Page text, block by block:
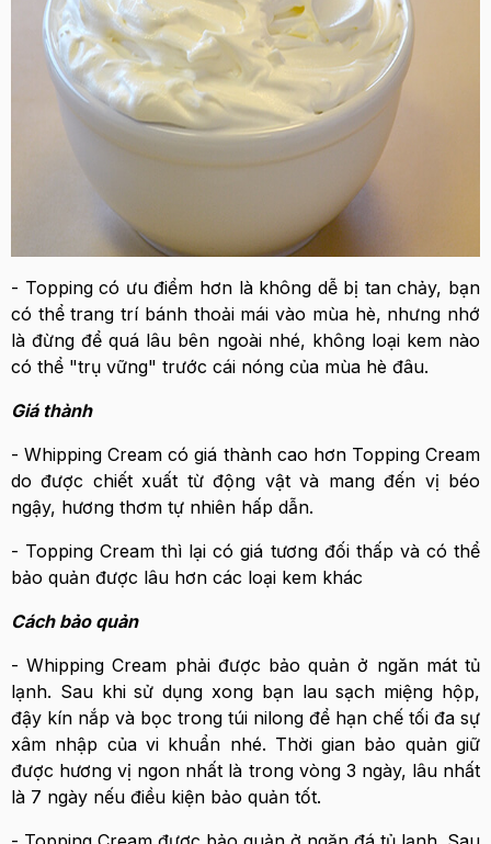
- Topping có ưu điểm hơn là không dễ bị tan chảy, bạn
có thể trang trí bánh thoải mái vào mùa hè, nhưng nhớ
là đừng để quá lâu bên ngoài nhé, không loại kem nào
có thể "trụ vững" trước cái nóng của mùa hè đâu.
Giá thành
- Whipping Cream có giá thành cao hơn Topping Cream
do được chiết xuất từ động vật và mang đến vị béo
ngậy, hương thơm tự nhiên hấp dẫn.
- Topping Cream thì lại có giá tương đối thấp và có thể
bảo quản được lâu hơn các loại kem khác
Cách bảo quản
- Whipping Cream phải được bảo quản ở ngăn mát tủ
lạnh. Sau khi sử dụng xong bạn lau sạch miệng hộp,
đậy kín nắp và bọc trong túi nilong để hạn chế tối đa sự
xâm nhập của vi khuẩn nhé. Thời gian bảo quản giữ
được hương vị ngon nhất là trong vòng 3 ngày, lâu nhất
là 7 ngày nếu điều kiện bảo quản tốt.